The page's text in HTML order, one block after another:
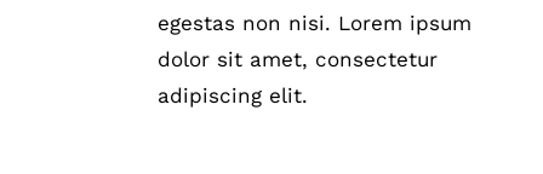
egestas non nisi. Lorem ipsum
dolor sit amet, consectetur
adipiscing elit.